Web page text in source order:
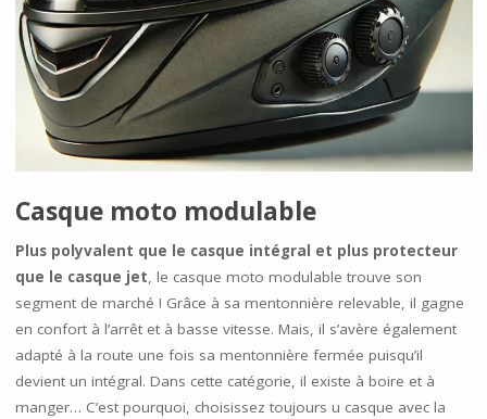
Casque moto modulable
Plus polyvalent que le casque intégral et plus protecteur
que le casque jet, le casque moto modulable trouve son
segment de marché ! Grâce à sa mentonnière relevable, il gagne
en confort à l’arrêt et à basse vitesse. Mais, il s’avère également
adapté à la route une fois sa mentonnière fermée puisqu’il
devient un intégral. Dans cette catégorie, il existe à boire et à
manger… C’est pourquoi, choisissez toujours u casque avec la